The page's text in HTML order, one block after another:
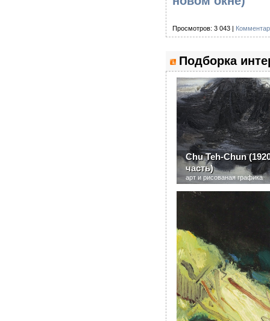
Просмотров: 3 043 |
Подборка
Chu Teh-Chun
часть)
арт и рисованая графика